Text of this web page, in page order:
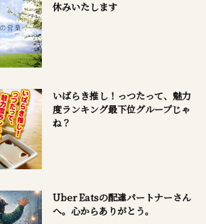
休みいたします
いばらき推し！っつたって、魅力
度ランキング最下位グループじゃ
ね？
Uber Eatsの配達パートナーさん
へ。心からありがとう。